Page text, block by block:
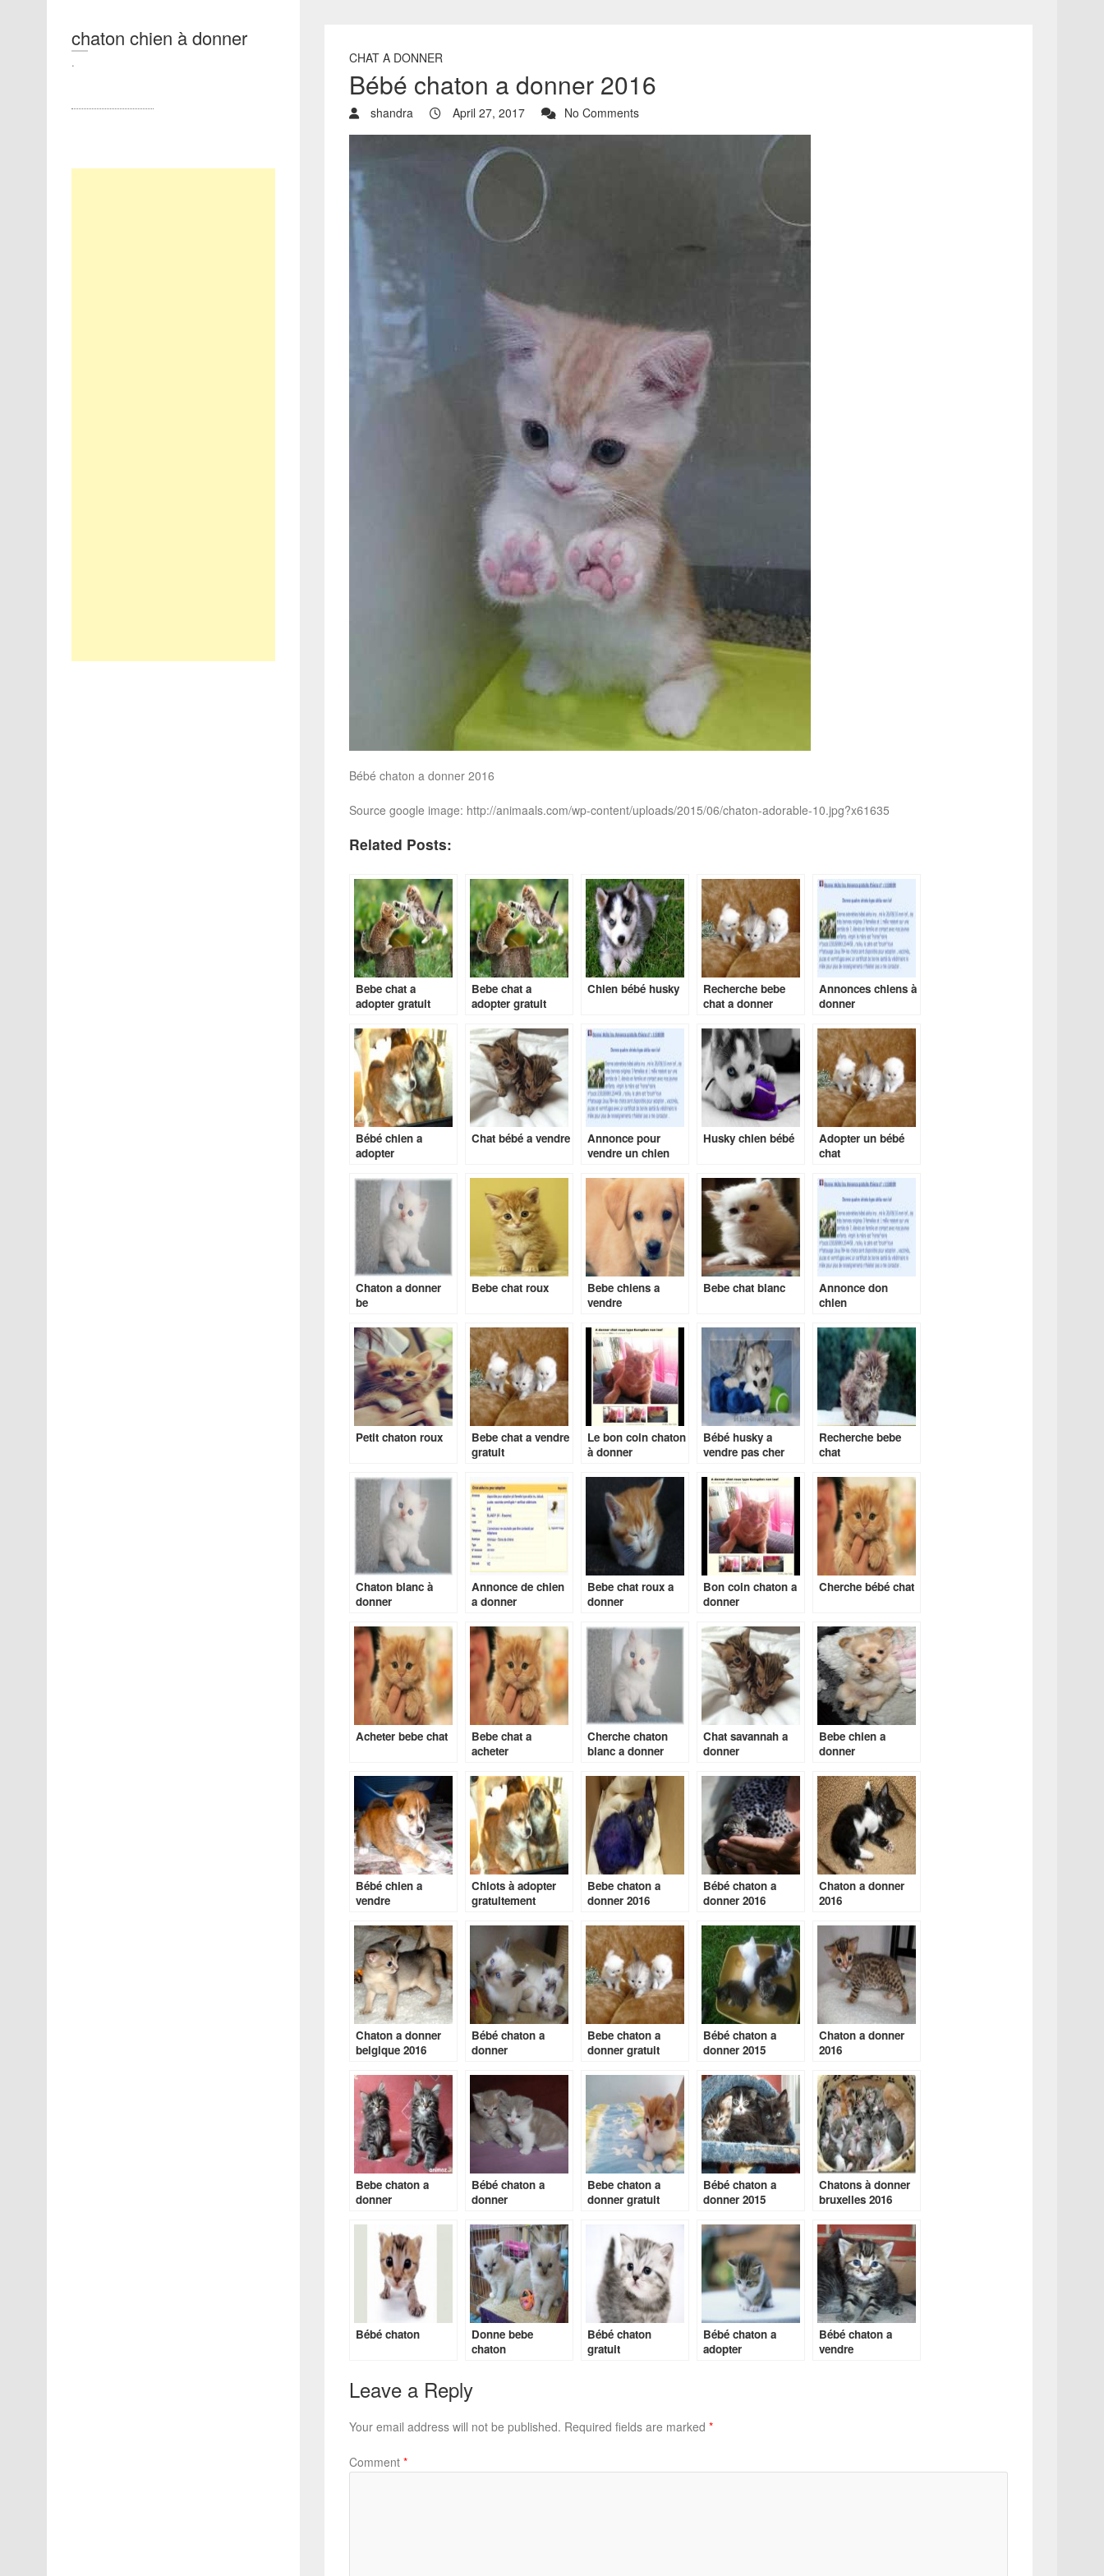
chaton chien à donner
. CHAT A DONNER
Bébé chaton a donner 2016
shandra April 27, 2017 No Comments
Bébé chaton a donner 2016
Source google image: http://animaals.com/wp-content/uploads/2015/06/chaton-adorable-10.jpg?x61635
Related Posts:
Bebe chat a
adopter gratuit
Bebe chat a
adopter gratuit
Chien bébé husky
Recherche bebe
chat a donner
Annonces chiens à
donner
Bébé chien a
adopter
Chat bébé a vendre
Annonce pour
vendre un chien
Husky chien bébé
Adopter un bébé
chat
Chaton a donner
be
Bebe chat roux
Bebe chiens a
vendre
Bebe chat blanc
Annonce don
chien
Petit chaton roux
Bebe chat a vendre
gratuit
Le bon coin chaton
à donner
Bébé husky a
vendre pas cher
Recherche bebe
chat
Chaton blanc à
donner
Annonce de chien
a donner
Bebe chat roux a
donner
Bon coin chaton a
donner
Cherche bébé chat
Acheter bebe chat
Bebe chat a
acheter
Cherche chaton
blanc a donner
Chat savannah a
donner
Bebe chien a
donner
Bébé chien a
vendre
Chiots à adopter
gratuitement
Bebe chaton a
donner 2016
Bébé chaton a
donner 2016
Chaton a donner
2016
Chaton a donner
belgique 2016
Bébé chaton a
donner
Bebe chaton a
donner gratuit
Bébé chaton a
donner 2015
Chaton a donner
2016
Bebe chaton a
donner
Bébé chaton a
donner
Bebe chaton a
donner gratuit
Bébé chaton a
donner 2015
Chatons à donner
bruxelles 2016
Bébé chaton
Donne bebe
chaton
Bébé chaton
gratuit
Bébé chaton a
adopter
Bébé chaton a
vendre
Leave a Reply
Your email address will not be published. Required fields are marked *
Comment *